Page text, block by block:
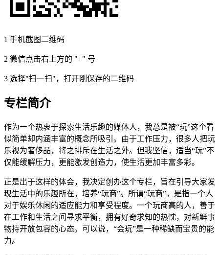
1 手机截图二维码
2 微信点击右上方的 "+" 号
3 选择"扫一扫"，打开刚保存的二维码
专栏简介
作为一个热衷于探索生活乐趣的媒体人，我总是被“玩”这个看
似简单却内涵丰富的概念所吸引。由于工作压力，很多人把玩
乐视为奢侈品，将之排斥在生活之外。但我坚信，适当“玩”不
仅能缓解压力，更能激发创造力，使生活更加丰富多彩。
正是出于这样的体会，我决定创办这个专栏，旨在引导大家发
现生活中的乐趣所在，培养“玩商”。所谓“玩商”，是指一个人
对于娱乐休闲的适应能力和享受程度。一个玩商高的人，善于
在工作和生活之间寻求平衡，拥有好奇求知的热忱，对新鲜事
物持开放包容的心态。可以说，“会玩”是一种稀缺而宝贵的能
力。